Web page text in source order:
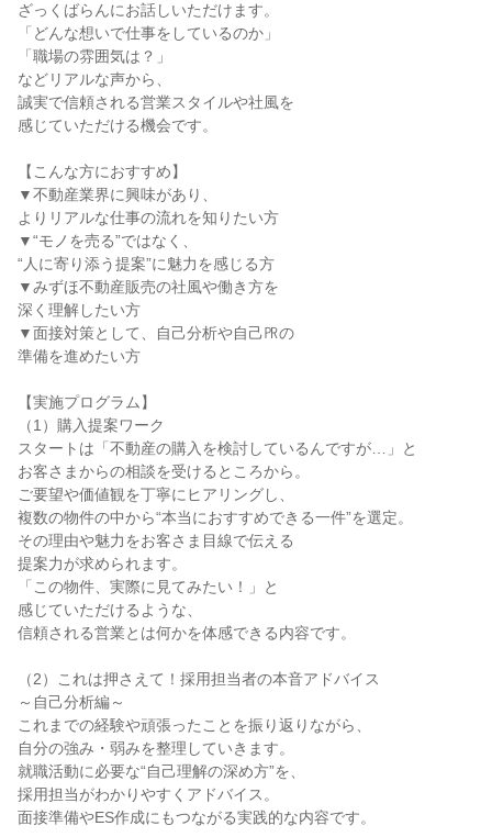
ざっくばらんにお話しいただけます。
「どんな想いで仕事をしているのか」
「職場の雰囲気は？」
などリアルな声から、
誠実で信頼される営業スタイルや社風を
感じていただける機会です。
【こんな方におすすめ】
▼不動産業界に興味があり、
よりリアルな仕事の流れを知りたい方
▼“モノを売る”ではなく、
“人に寄り添う提案”に魅力を感じる方
▼みずほ不動産販売の社風や働き方を
深く理解したい方
▼面接対策として、自己分析や自己㏚の
準備を進めたい方
【実施プログラム】
（1）購入提案ワーク
スタートは「不動産の購入を検討しているんですが…」と
お客さまからの相談を受けるところから。
ご要望や価値観を丁寧にヒアリングし、
複数の物件の中から“本当におすすめできる一件”を選定。
その理由や魅力をお客さま目線で伝える
提案力が求められます。
「この物件、実際に見てみたい！」と
感じていただけるような、
信頼される営業とは何かを体感できる内容です。
（2）これは押さえて！採用担当者の本音アドバイス
～自己分析編～
これまでの経験や頑張ったことを振り返りながら、
自分の強み・弱みを整理していきます。
就職活動に必要な“自己理解の深め方”を、
採用担当がわかりやすくアドバイス。
面接準備やES作成にもつながる実践的な内容です。